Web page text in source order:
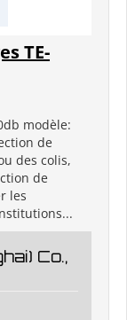
TE-
modèle:
de
des colis,
de
les
Co.,